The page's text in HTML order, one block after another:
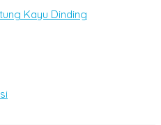
Kayu Dinding